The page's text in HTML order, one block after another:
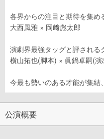
各界からの注目と期待を集め
大西風雅 × 岡﨑彪太郎
演劇界最強タッグと評される
横山拓也(脚本) × 眞鍋卓嗣(
今最も勢いのある才能が集結
公演概要